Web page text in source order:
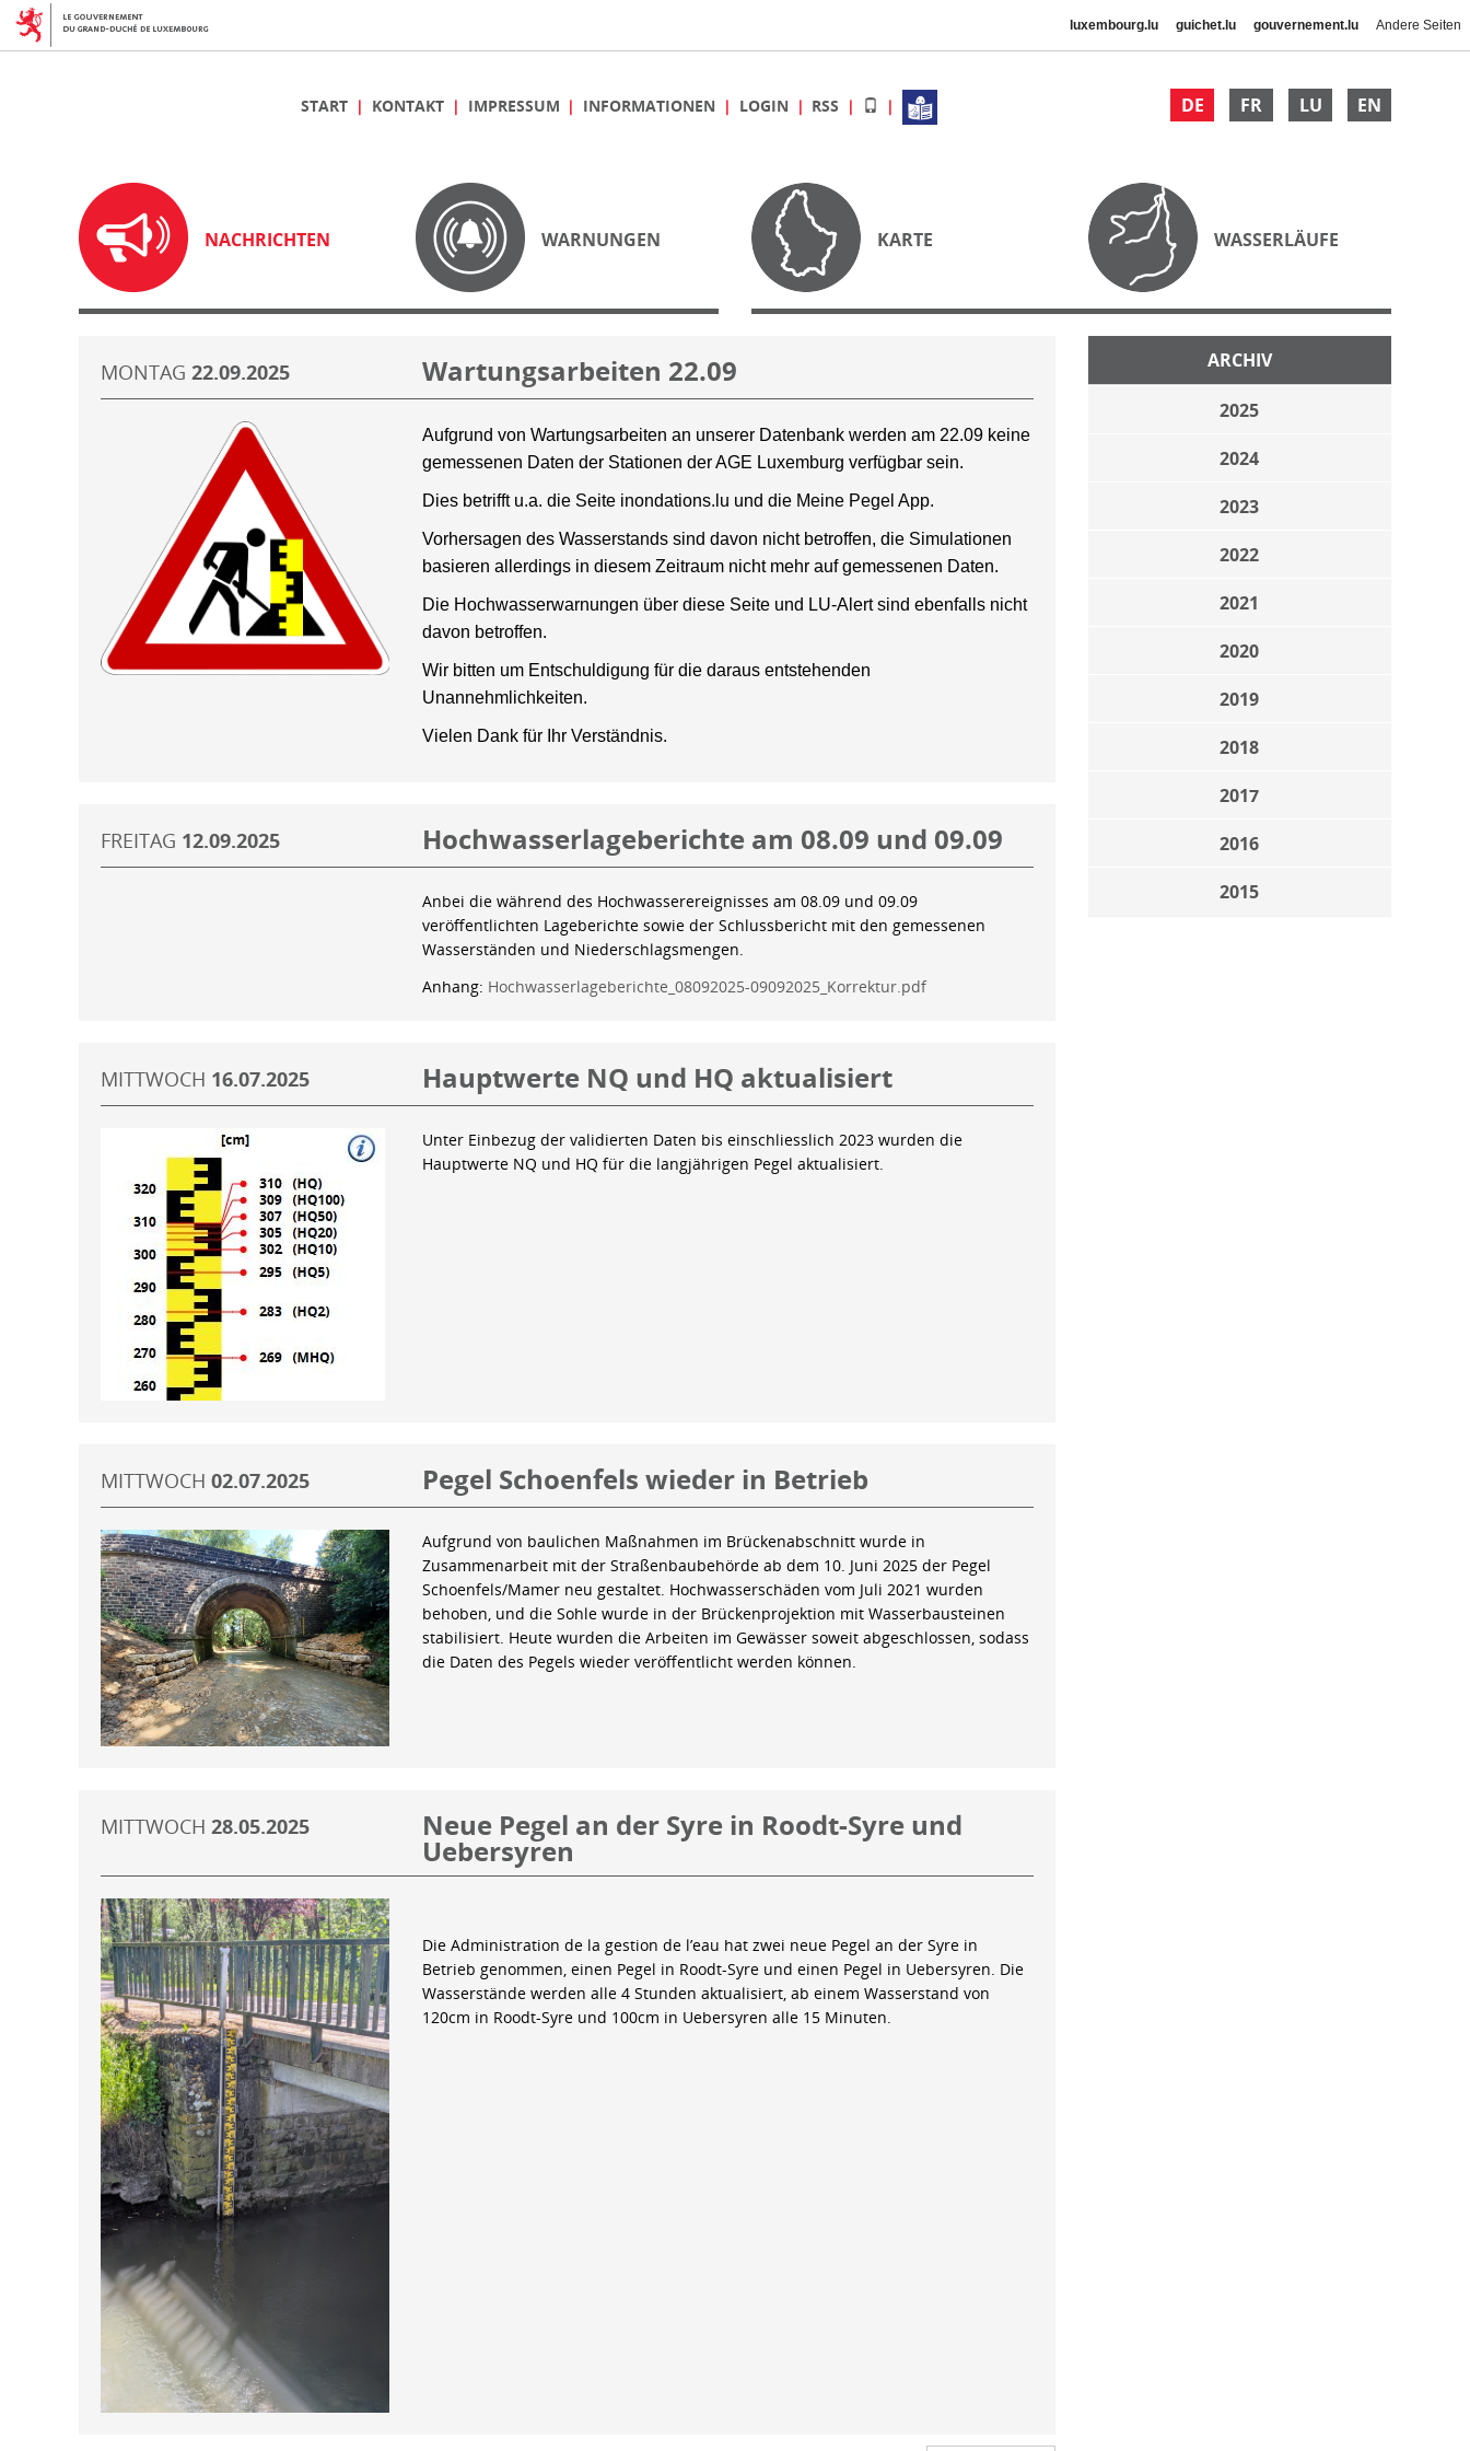
luxembourg.lu guichet.lu gouvernement.lu Andere Seiten
DE FR LU EN
START KONTAKT IMPRESSUM INFORMATIONEN LOGIN RSS
NACHRICHTEN WARNUNGEN KARTE WASSERLÄUFE
ARCHIV
2025
2024
2023
2022
2021
2020
2019
2018
2017
2016
2015
MONTAG 22.09.2025 Wartungsarbeiten 22.09
Aufgrund von Wartungsarbeiten an unserer Datenbank werden am 22.09 keine
gemessenen Daten der Stationen der AGE Luxemburg verfügbar sein.
Dies betrifft u.a. die Seite inondations.lu und die Meine Pegel App.
Vorhersagen des Wasserstands sind davon nicht betroffen, die Simulationen
basieren allerdings in diesem Zeitraum nicht mehr auf gemessenen Daten.
Die Hochwasserwarnungen über diese Seite und LU-Alert sind ebenfalls nicht
davon betroffen.
Wir bitten um Entschuldigung für die daraus entstehenden
Unannehmlichkeiten.
Vielen Dank für Ihr Verständnis.
FREITAG 12.09.2025 Hochwasserlageberichte am 08.09 und 09.09
Anbei die während des Hochwasserereignisses am 08.09 und 09.09
veröffentlichten Lageberichte sowie der Schlussbericht mit den gemessenen
Wasserständen und Niederschlagsmengen.
Anhang: Hochwasserlageberichte_08092025-09092025_Korrektur.pdf
MITTWOCH 16.07.2025 Hauptwerte NQ und HQ aktualisiert
Unter Einbezug der validierten Daten bis einschliesslich 2023 wurden die
Hauptwerte NQ und HQ für die langjährigen Pegel aktualisiert.
MITTWOCH 02.07.2025 Pegel Schoenfels wieder in Betrieb
Aufgrund von baulichen Maßnahmen im Brückenabschnitt wurde in
Zusammenarbeit mit der Straßenbaubehörde ab dem 10. Juni 2025 der Pegel
Schoenfels/Mamer neu gestaltet. Hochwasserschäden vom Juli 2021 wurden
behoben, und die Sohle wurde in der Brückenprojektion mit Wasserbausteinen
stabilisiert. Heute wurden die Arbeiten im Gewässer soweit abgeschlossen, sodass
die Daten des Pegels wieder veröffentlicht werden können.
MITTWOCH 28.05.2025 Neue Pegel an der Syre in Roodt-Syre und
Uebersyren
Die Administration de la gestion de l’eau hat zwei neue Pegel an der Syre in
Betrieb genommen, einen Pegel in Roodt-Syre und einen Pegel in Uebersyren. Die
Wasserstände werden alle 4 Stunden aktualisiert, ab einem Wasserstand von
120cm in Roodt-Syre und 100cm in Uebersyren alle 15 Minuten.